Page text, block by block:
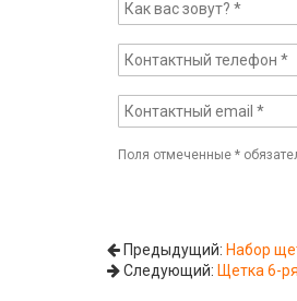
Поля отмеченные*
Предыдущий: Набор
Следующий: Щетка 6-